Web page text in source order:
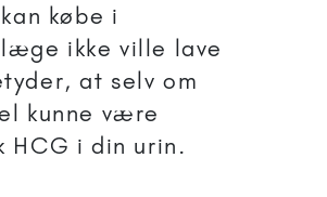
købe i
ikke ville lave
at selv om
kunne være
HCG i din urin.